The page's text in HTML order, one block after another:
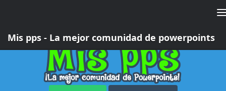
Mis pps - La mejor comunidad de powerpoints